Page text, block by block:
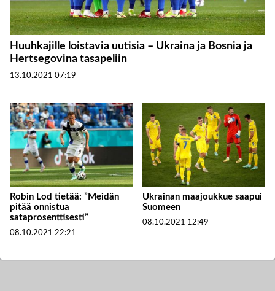
Huuhkajille loistavia uutisia – Ukraina ja Bosnia ja
Hertsegovina tasapeliin
13.10.2021 07:19
Robin Lod tietää: ”Meidän
pitää onnistua
sataprosenttisesti”
08.10.2021 22:21
Ukrainan maajoukkue saapui
Suomeen
08.10.2021 12:49